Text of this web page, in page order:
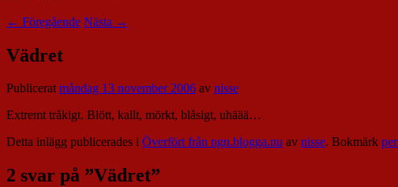
← Föregående Nästa →
Vädret
Publiceratmåndag 13 november 2006 av nisse
Extremt tråkigt. Blött, kallt, mörkt, blåsigt, uhäää…
Detta inlägg publicerades i Överfört från ngn.blogga.nu av nisse. Bokmärk
2 svar på ”Vädret”